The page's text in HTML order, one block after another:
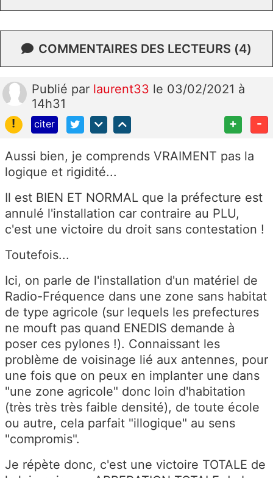
COMMENTAIRES DES LECTEURS (4)
Publié par laurent33 le 03/02/2021 à
14h31
!
citer + -
Aussi bien, je comprends VRAIMENT pas la
logique et rigidité...
Il est BIEN ET NORMAL que la préfecture est
annulé l'installation car contraire au PLU,
c'est une victoire du droit sans contestation !
Toutefois...
Ici, on parle de l'installation d'un matériel de
Radio-Fréquence dans une zone sans habitat
de type agricole (sur lequels les prefectures
ne mouft pas quand ENEDIS demande à
poser ces pylones !). Connaissant les
problème de voisinage lié aux antennes, pour
une fois que on peux en implanter une dans
"une zone agricole" donc loin d'habitation
(très très très faible densité), de toute école
ou autre, cela parfait "illogique" au sens
"compromis".
Je répète donc, c'est une victoire TOTALE de